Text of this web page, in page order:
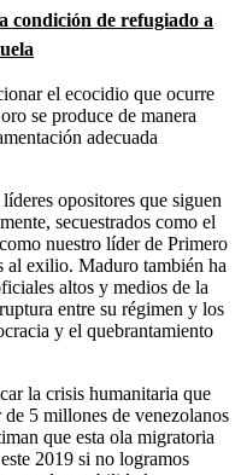
condición de refugiado a
el ecocidio que ocurre
se produce de manera
adecuada
opositores que siguen
secuestrados como el
nuestro líder de Primero
al exilio. Maduro también ha
altos y medios de la
entre su régimen y los
y el quebrantamiento
la crisis humanitaria que
5 millones de venezolanos
que esta ola migratoria
2019 si no logramos